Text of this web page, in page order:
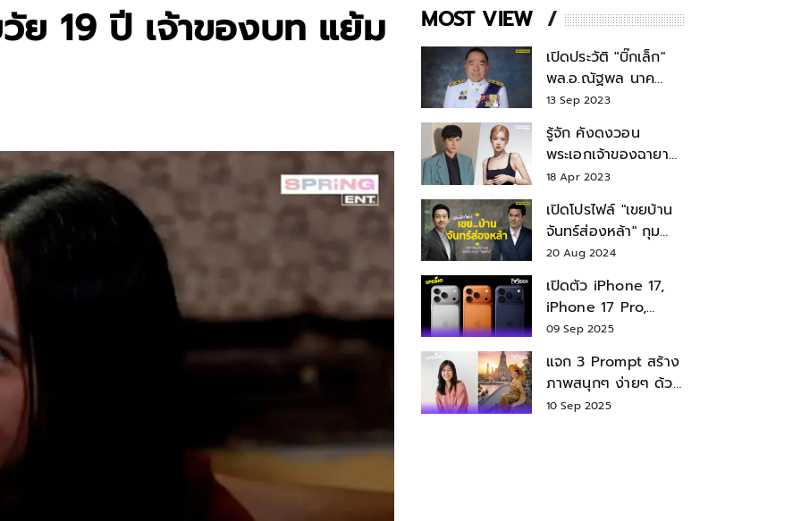
19 ปี เจ้าของบท แย้ม MOST VIEW
เปิดประวัติ "บิ๊กเล็ก"
พล.อ.ณัฐพล นาค
พาณิชย์ จากเลขาฯ
สมช.-เลขาฯ
รมว.กลาโหม
13 Sep 2023
รู้จัก คังดงวอน
พระเอกเจ้าของฉายา
สมบัติแห่งชาติ หลังมี
18 Apr 2023
เปิดโปรไฟล์ "เขยบ้าน
จันทร์ส่องหล้า" กุม
บังเหียนธุรกิจตระกูล
"ชินวัตร"
20 Aug 2024
เปิดตัว iPhone 17,
iPhone 17 Pro,
iPhone 17 Air สเปค
09 Sep 2025
แจก 3 Prompt สร้าง
ภาพสนุกๆ ง่ายๆ ด้วย
Nano Banana ใน
10 Sep 2025